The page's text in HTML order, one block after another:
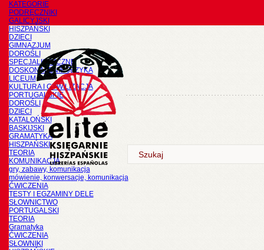
KATEGORIE
PODRĘCZNIKI
GALICYJSKI
HISZPAŃSKI
DZIECI
GIMNAZJUM
DOROŚLI
SPECJALISTYCZNE
DOSKONALENIE JĘZYKA
LICEUM
KULTURA I CYWILIZACJA
PORTUGALSKIE
DOROŚLI
DZIECI
KATALOŃSKI
BASKIJSKI
GRAMATYKA
HISZPAŃSKI
TEORIA
KOMUNIKACJA
gry, zabawy, komunikacja
mówienie, konwersacje, komunikacja
ĆWICZENIA
TESTY I EGZAMINY DELE
SŁOWNICTWO
PORTUGALSKI
TEORIA
Gramatyka
ĆWICZENIA
SŁOWNIKI